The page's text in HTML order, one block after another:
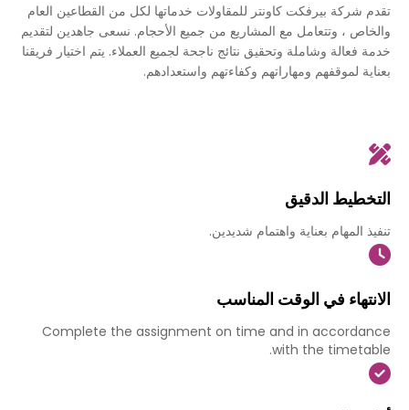
تقدم شركة بيرفكت كاونتر للمقاولات خدماتها لكل من القطاعين العام
والخاص ، وتتعامل مع المشاريع من جميع الأحجام. نسعى جاهدين لتقديم
خدمة فعالة وشاملة وتحقيق نتائج ناجحة لجميع العملاء. يتم اختيار فريقنا
بعناية لموقفهم ومهاراتهم وكفاءتهم واستعدادهم.
التخطيط الدقيق​
تنفيذ المهام بعناية واهتمام شديدين.
الانتهاء في الوقت المناسب
Complete the assignment on time and in accordance
with the timetable.